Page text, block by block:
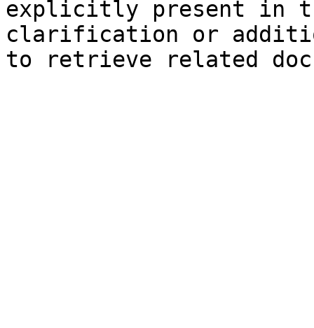
explicitly present in
clarification or